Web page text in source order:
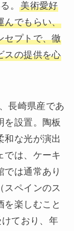
。美術愛好
んでもらい、
セプトで、徹
スの提供を心
長崎県産であ
を設置。陶板
和な光が演出
では、ケーキ
では通常あり
スペインのス
を楽しむこと
けており、年